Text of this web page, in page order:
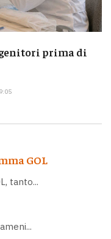
prima di
GOL
tanto...